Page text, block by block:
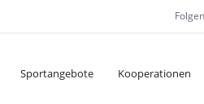
Sportangebote Kooperationen